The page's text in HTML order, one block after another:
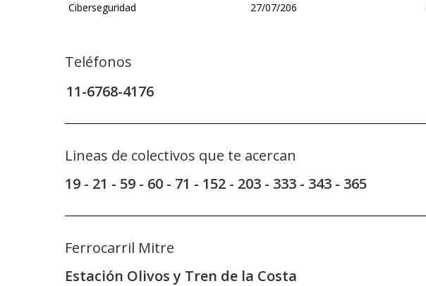
Ciberseguridad
27/07/206
Teléfonos
11-6768-4176
Lineas de colectivos que te acercan
19 - 21 - 59 - 60 - 71 - 152 - 203 - 333 - 343 - 365
Ferrocarril Mitre
Estación Olivos y Tren de la Costa